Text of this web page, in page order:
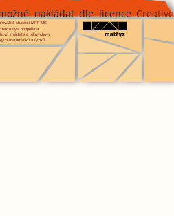
nakládat dle licenceCreative